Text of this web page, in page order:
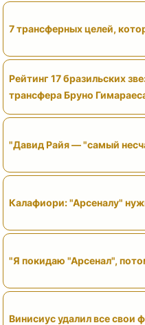
7 трансферных целей,
Рейтинг 17 бразильских
трансфера Бруно
"Давид Райя — "самый
Калафиори: "Арсеналу"
"Я покидаю "Арсенал",
Винисиус удалил все свои